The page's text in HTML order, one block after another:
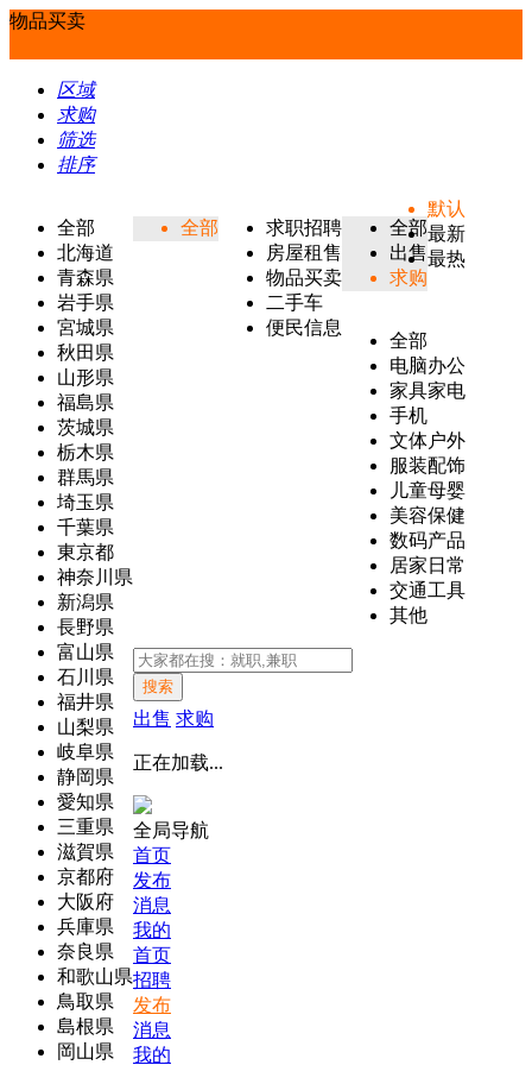
物品买卖
区域
求购
筛选
排序
全部
北海道
青森県
岩手県
宮城県
秋田県
山形県
福島県
茨城県
栃木県
群馬県
埼玉県
千葉県
東京都
神奈川県
新潟県
長野県
富山県
石川県
福井県
山梨県
岐阜県
静岡県
愛知県
三重県
滋賀県
京都府
大阪府
兵庫県
奈良県
和歌山県
鳥取県
島根県
岡山県
全部
求职招聘
房屋租售
物品买卖
二手车
便民信息
全部
出售
求购
全部
电脑办公
家具家电
手机
文体户外
服装配饰
儿童母婴
美容保健
数码产品
居家日常
交通工具
其他
默认
最新
最热
搜索
出售 求购
正在加载...
全局导航
首页
发布
消息
我的
首页
招聘
发布
消息
我的